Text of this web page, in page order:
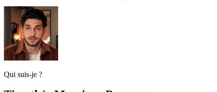
Qui suis-je ?